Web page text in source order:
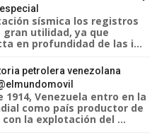
sísmica los registros
gran utilidad, ya que
en profundidad de las i...
petrolera venezolana
1914, Venezuela entro en la
como país productor de
la explotación del ...